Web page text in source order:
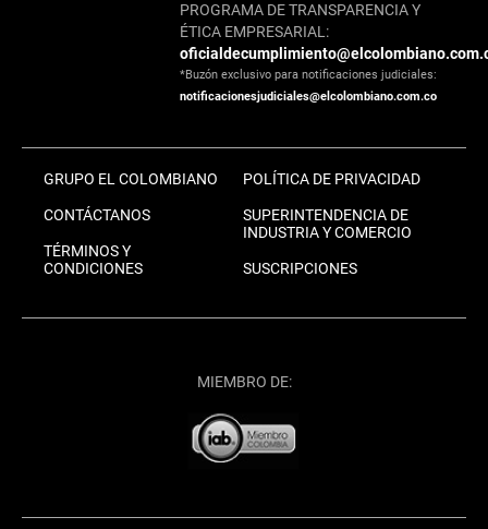
PROGRAMA DE TRANSPARENCIA Y
ÉTICA EMPRESARIAL:
*Buzón exclusivo para notificaciones judiciales:
notificacionesjudiciales@elcolombiano.com.co
GRUPO EL COLOMBIANO
CONTÁCTANOS
TÉRMINOS Y
CONDICIONES
POLÍTICA DE PRIVACIDAD
SUPERINTENDENCIA DE
INDUSTRIA Y COMERCIO
SUSCRIPCIONES
MIEMBRO DE: